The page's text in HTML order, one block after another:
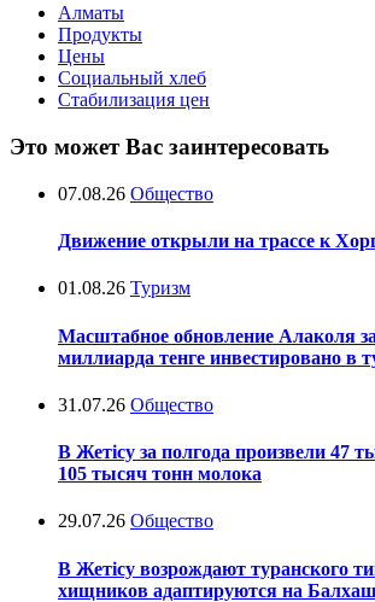
Алматы
Продукты
Цены
Социальный хлеб
Стабилизация цен
Это может Вас заинтересовать
07.08.26 Общество
Движение открыли на трассе к
01.08.26 Туризм
Масштабное обновление Алаколя
миллиарда тенге инвестировано в
31.07.26 Общество
В Жетісу за полгода произвели 47
105 тысяч тонн молока
29.07.26 Общество
В Жетісу возрождают туранского
хищников адаптируются на